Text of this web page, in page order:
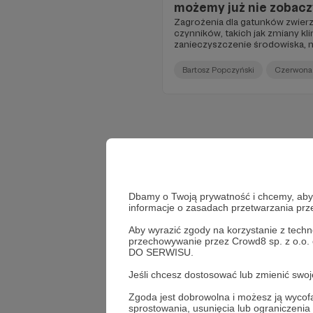
Dbamy o Twoją prywatność i chcemy,
informacje o zasadach przetwarzania
Aby wyrazić zgody na korzystanie z
przechowywanie przez Crowd8 sp. z
DO SERWISU.
Jeśli chcesz dostosować lub zmienić
Zgoda jest dobrowolna i możesz ją
sprostowania, usunięcia lub
możemy już nie
Zagrożenia dla gatunków
czynników, takich jak zmiany
zanieczyszczenie środowiska,
Warto zadbać o zagrożone
w Internecie.
Bartosz Popczyński